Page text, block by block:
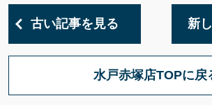
古い記事を見る 新
水戸赤塚店TOPに戻